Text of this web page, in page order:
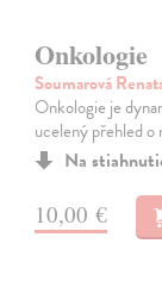
Onkologie
Soumarová
Onkologie je
ucelený přehled o
Na
10,00 €